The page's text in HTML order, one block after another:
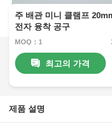
주 배관 미니 클램프
전자 융착 공구
MOQ：1
최고의 가격
제품 설명